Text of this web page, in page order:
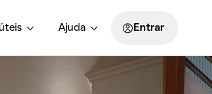
Ajuda Entrar